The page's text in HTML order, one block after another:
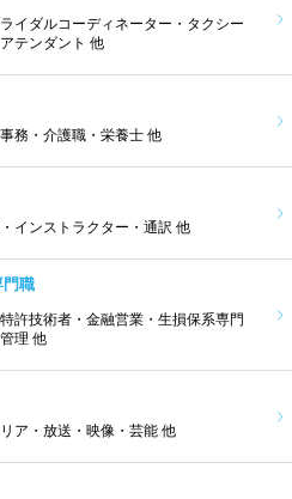
イダルコーディネーター・タクシー
テンダント 他
務・介護職・栄養士 他
インストラクター・通訳 他
門職
許技術者・金融営業・生損保系専門
理 他
ア・放送・映像・芸能 他